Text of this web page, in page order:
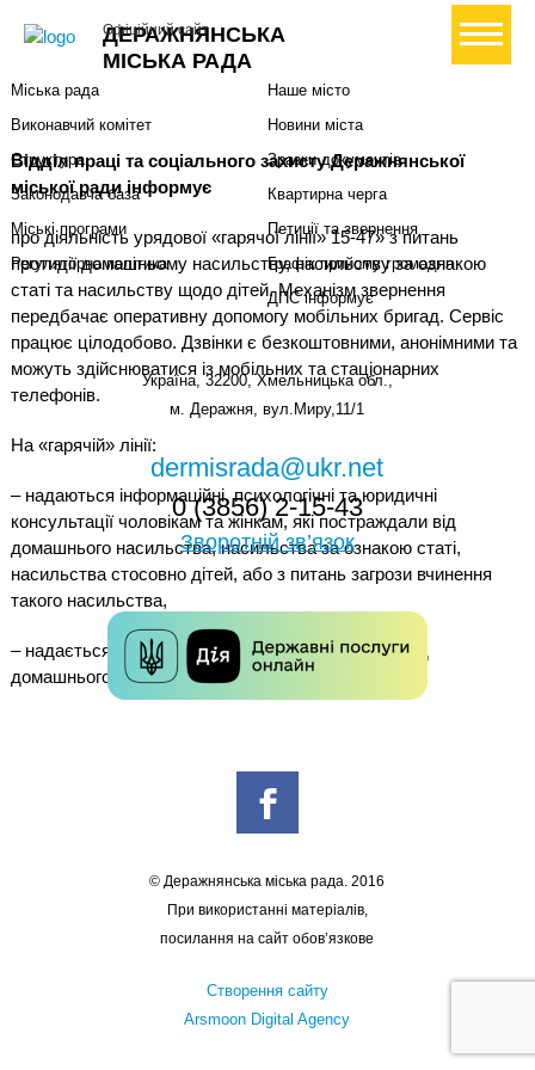
ДЕРАЖНЯНСЬКА
МІСЬКА РАДА
Офіційний сайт+ Створити петицію
Відділ праці та соціального захисту Деражнянської
міської ради інформує
про діяльність урядової «гарячої лінії» 15-47» з питань
протидії домашньому насильству, насильству за ознакою
статі та насильству щодо дітей. Механізм звернення
передбачає оперативну допомогу мобільних бригад. Сервіс
працює цілодобово. Дзвінки є безкоштовними, анонімними та
можуть здійснюватися із мобільних та стаціонарних
телефонів.
На «гарячій» лінії:
– надаються інформаційні, психологічні та юридичні
консультації чоловікам та жінкам, які постраждали від
домашнього насильства, насильства за ознакою статі,
насильства стосовно дітей, або з питань загрози вчинення
такого насильства,
– надається психологічна допомоги потерпілим від
домашнього насильства жінкам, чоловікам, дітям.
Міський голова
Міська рада
Виконавчий комітет
Структура
Законодавча база
Міські програми
Регуляторна політика
Наше місто
Новини міста
Зразки документів
Квартирна черга
Петиції та звернення
Графік прийому громадян
ДПС інформує
Україна, 32200, Хмельницька обл.,
м. Деражня, вул.Миру,11/1
dermisrada@ukr.net
0 (3856) 2-15-43
Зворотній зв’язок
© Деражнянська міська рада. 2016
При використанні матеріалів,
посилання на сайт обов’язкове
Створення сайту
Arsmoon Digital Agency